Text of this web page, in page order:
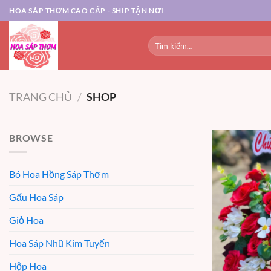
Chuyển
đến
nội
dung
HOA SÁP THƠM CAO CẤP - SHIP TẬN NƠI
Tìm
kiếm:
TRANG CHỦ / SHOP
BROWSE
Bó Hoa Hồng Sáp Thơm
Gấu Hoa Sáp
Giỏ Hoa
Hoa Sáp Nhũ Kim Tuyến
Hộp Hoa